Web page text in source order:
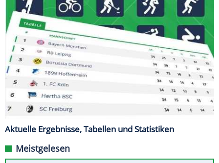
Aktuelle Ergebnisse, Tabellen und Statistiken
Meistgelesen